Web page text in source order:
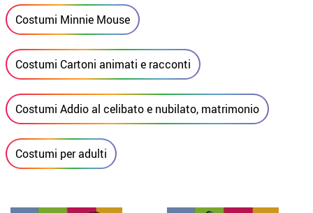
Costumi Minnie Mouse
Costumi Cartoni animati e racconti
Costumi Addio al celibato e nubilato, matrimonio
Costumi per adulti